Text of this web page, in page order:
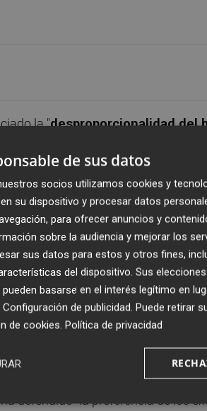
la "desproporcionalidad del
ha pactado con los
de À Punt. Para el sindicato, el
RTVV y el resto de
Audiencia Nacional avaló
la apertura del nuevo ente
esa situación excepcional que
de trabajadores provenientes
más proporcional y justo
de optar a una plaza" en À
que ver" con un primer
de RTVV y À Punt y el
defendido "la preferencia de los
de sus datos
socios utilizamos cookies y
su dispositivo y procesar datos
para ofrecer anuncios y
sobre la audiencia y mejorar los
sus datos para estos y otros fines,
del dispositivo. Sus
basarse en el interés legítimo en
Configuración de publicidad. Puede retirar
de cookies. Política de privacidad